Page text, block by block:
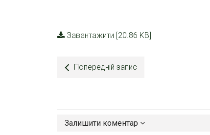
Завантажити [20.86 KB]
Попередній запис
Залишити коментар